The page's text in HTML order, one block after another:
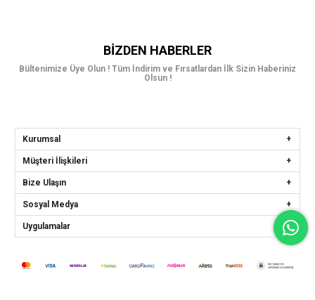
BIZDEN HABERLER
Bültenimize Üye Olun ! Tüm İndirim ve Fırsatlardan İlk Sizin Haberiniz
Olsun !
Kurumsal
Müşteri İlişkileri
Bize Ulaşın
Sosyal Medya
Uygulamalar